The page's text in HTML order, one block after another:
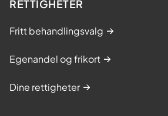
RETTIGHETER
Fritt behandlingsvalg
Egenandel og frikort
Dine rettigheter